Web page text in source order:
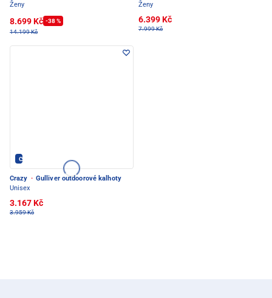
Ženy
8.699 Kč -38 %
14.199 Kč
Ženy
6.399 Kč
7.999 Kč
Crazy - PEC POD SNĚŽKOU
Crazy · Gulliver outdoorové kalhoty
Unisex
3.167 Kč
3.959 Kč